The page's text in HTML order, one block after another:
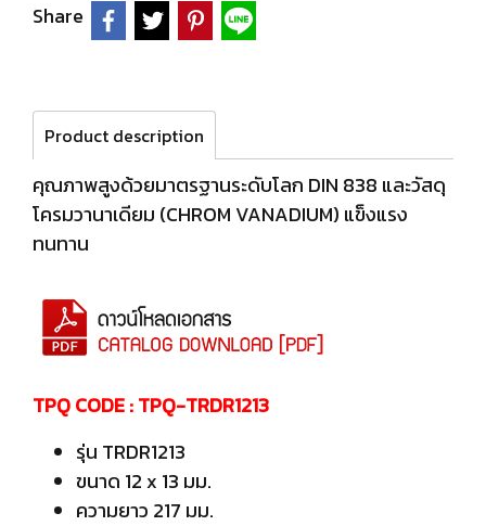
Share
Product description
คุณภาพสูงด้วยมาตรฐานระดับโลก DIN 838 และวัสดุ
โครมวานาเดียม (CHROM VANADIUM) แข็งแรง
ทนทาน
TPQ CODE : TPQ-TRDR1213
รุ่น TRDR1213
ขนาด 12 x 13 มม.
ความยาว 217 มม.